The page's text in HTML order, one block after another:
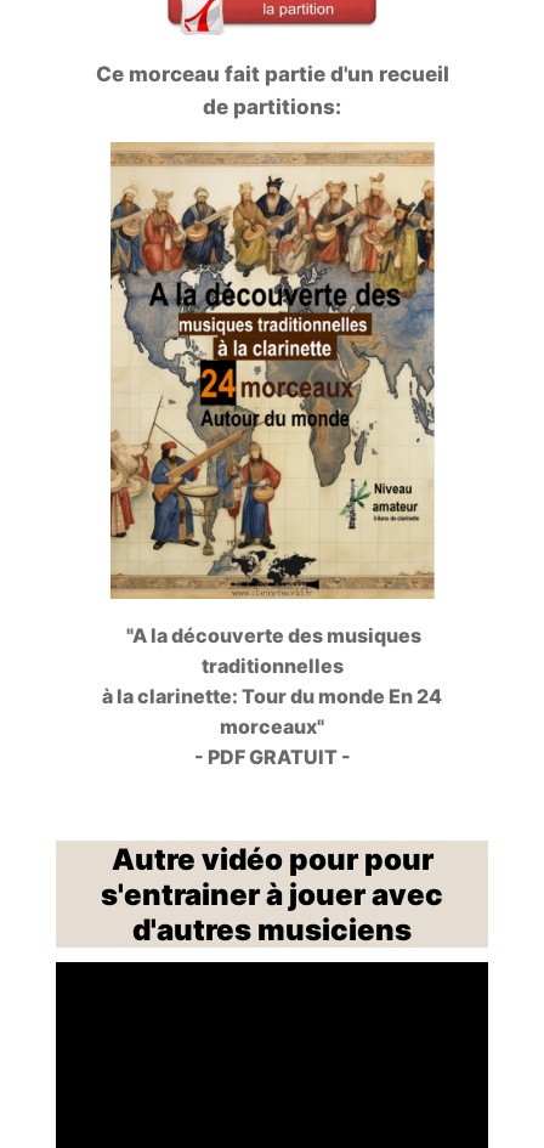
Ce morceau fait partie d'un recueil
de partitions:
"A la découverte des musiques
traditionnelles
à la clarinette: Tour du monde En 24
morceaux"
- PDF GRATUIT -
Autre vidéo pour pour
s'entrainer à jouer avec
d'autres musiciens